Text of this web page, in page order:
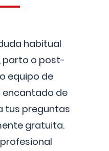
habitual
parto o post-
equipo de
de
tus preguntas
gratuita.